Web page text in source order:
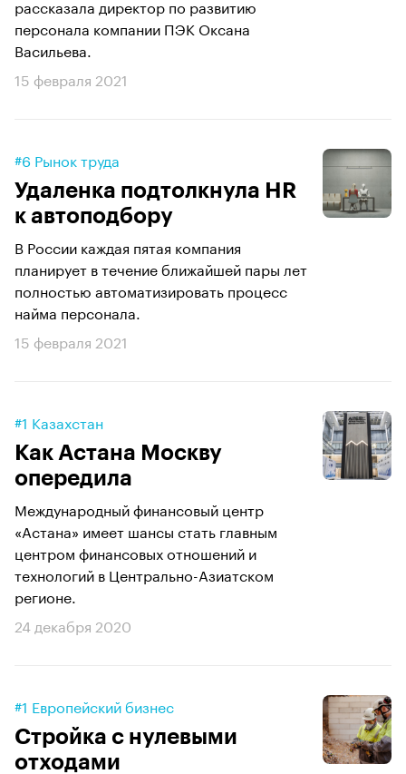
рассказала директор по развитию
персонала компании ПЭК Оксана
Васильева.
15 февраля 2021
#6 Рынок труда
Удаленка подтолкнула HR
к автоподбору
В России каждая пятая компания
планирует в течение ближайшей пары лет
полностью автоматизировать процесс
найма персонала.
15 февраля 2021
#1 Казахстан
Как Астана Москву
опередила
Международный финансовый центр
«Астана» имеет шансы стать главным
центром финансовых отношений и
технологий в Центрально-Азиатском
регионе.
24 декабря 2020
#1 Европейский бизнес
Стройка с нулевыми
отходами